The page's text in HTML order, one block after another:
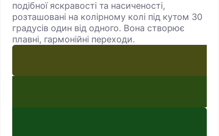
подібної яскравості та насиченості,
розташовані на колірному колі під кутом 30
градусів один від одного. Вона створює
плавні, гармонійні переходи.